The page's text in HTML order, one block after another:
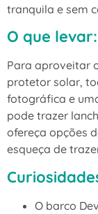
tranquila e sem
O que levar:
Para aproveitar
protetor solar,
fotográfica e
pode trazer
ofereça opções
esqueça de
O barco